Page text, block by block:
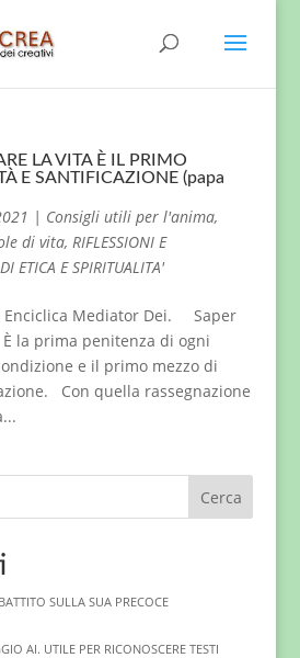
LA VITA È IL PRIMO
E SANTIFICAZIONE (papa
| Consigli utili per l'anima,
di vita, RIFLESSIONI E
ETICA E SPIRITUALITA'
Enciclica Mediator Dei. Saper
la prima penitenza di ogni
e il primo mezzo di
Con quella rassegnazione
Cerca
SULLA SUA PRECOCE
AI. UTILE PER RICONOSCERE TESTI